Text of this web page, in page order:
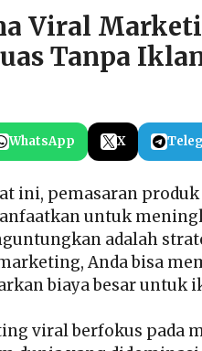
Viral
Tanpa
WhatsApp X
ini, pemasaran
untuk
adalah
Anda bisa
biaya besar untuk
viralberfokus pada